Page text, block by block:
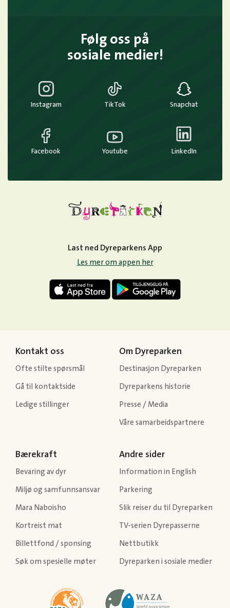
Følg oss på
sosiale medier!
Instagram TikTok Snapchat
Facebook Youtube LinkedIn
Last ned Dyreparkens App
Les mer om appen her
Kontakt oss
Ofte stilte spørsmål
Gå til kontaktside
Ledige stillinger
Om Dyreparken
Destinasjon Dyreparken
Dyreparkens historie
Presse / Media
Våre samarbeidspartnere
Bærekraft
Bevaring av dyr
Miljø og samfunnsansvar
Mara Naboisho
Kortreist mat
Billettfond / sponsing
Søk om spesielle møter
Andre sider
Information in English
Parkering
Slik reiser du til Dyreparken
TV-serien Dyrepasserne
Nettbutikk
Dyreparken i sosiale medier